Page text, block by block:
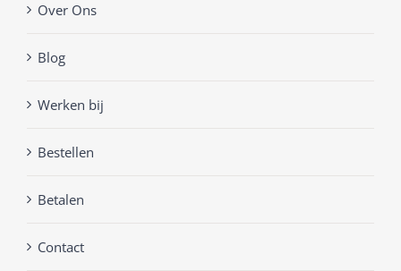
Over Ons
Blog
Werken bij
Bestellen
Betalen
Contact